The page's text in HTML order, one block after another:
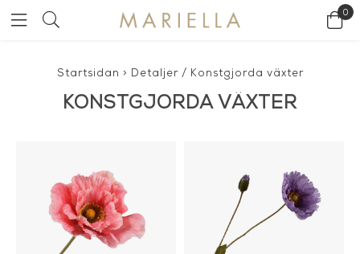
0
Startsidan > Detaljer/ Konstgjorda växter
KONSTGJORDA VÄXTER